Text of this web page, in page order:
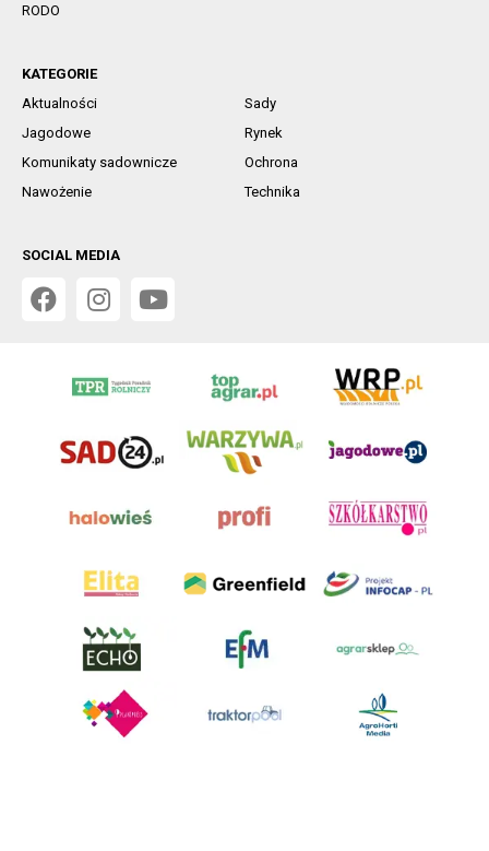
RODO
KATEGORIE
Aktualności
Sady
Jagodowe
Rynek
Komunikaty sadownicze
Ochrona
Nawożenie
Technika
SOCIAL MEDIA